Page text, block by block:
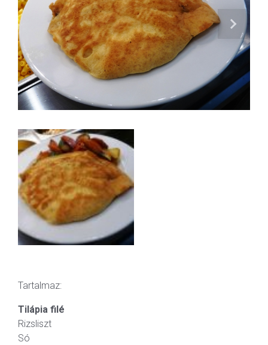
Next
Tartalmaz:
Tilápia filé
Rizsliszt
Só